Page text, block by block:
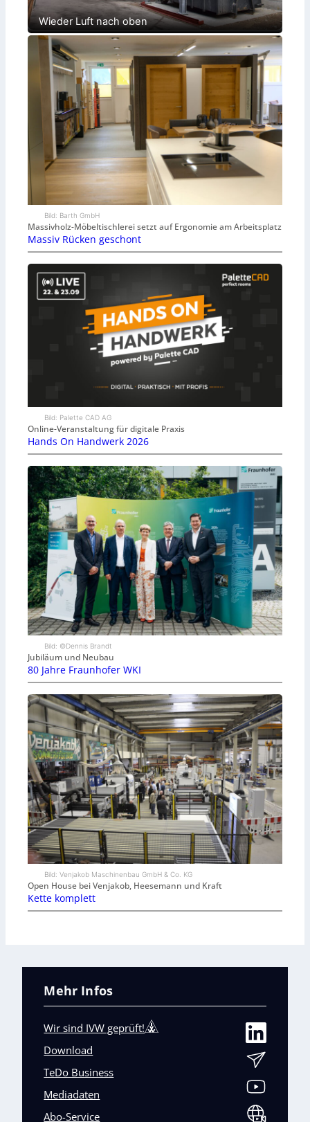
Wieder Luft nach oben
Bild: Barth GmbH
Massivholz-Möbeltischlerei setzt auf Ergonomie am Arbeitsplatz
Massiv Rücken geschont
Bild: Palette CAD AG
Online-Veranstaltung für digitale Praxis
Hands On Handwerk 2026
Bild: ©Dennis Brandt
Jubiläum und Neubau
80 Jahre Fraunhofer WKI
Bild: Venjakob Maschinenbau GmbH & Co. KG
Open House bei Venjakob, Heesemann und Kraft
Kette komplett
Mehr Infos
Wir sind IVW geprüft!
Download
TeDo Business
Mediadaten
Abo-Service